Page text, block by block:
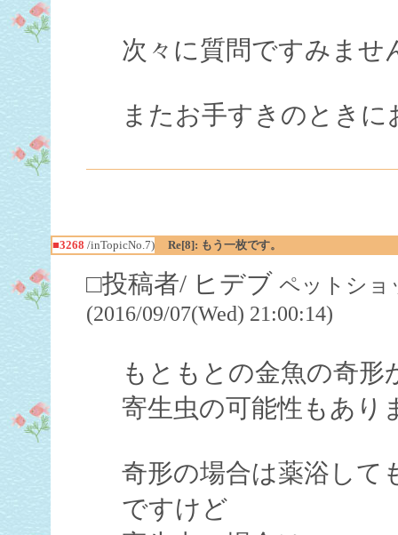
次々に質問ですみませ
またお手すきのときに
■3268 /inTopicNo.7) Re[8]: もう一枚です。
□投稿者/ ヒデブ ペットショ
(2016/09/07(Wed) 21:00:14)
もともとの金魚の奇
寄生虫の可能性もあり
奇形の場合は薬浴して
ですけど